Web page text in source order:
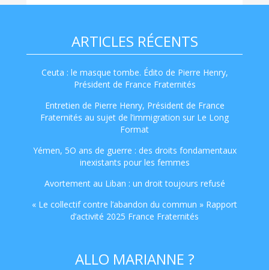
ARTICLES RÉCENTS
Ceuta : le masque tombe. Édito de Pierre Henry,
Président de France Fraternités
Entretien de Pierre Henry, Président de France
Fraternités au sujet de l’immigration sur Le Long
Format
Yémen, 5O ans de guerre : des droits fondamentaux
inexistants pour les femmes
Avortement au Liban : un droit toujours refusé
« Le collectif contre l’abandon du commun » Rapport
d’activité 2025 France Fraternités
ALLO MARIANNE ?